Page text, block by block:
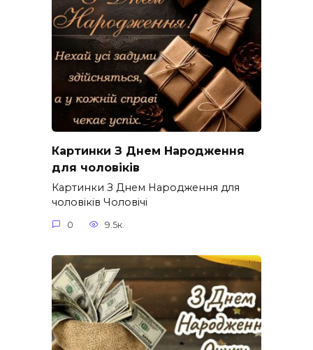
Картинки З Днем Народження
для чоловіків​
Картинки З Днем Народження для
чоловіків​ Чоловічі
0 9.5к.